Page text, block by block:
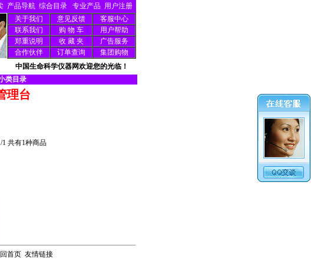
产品导航 综合目录 专业产品 用户注册
关于我们
意见反馈
客服中心
联系我们
购 物 车
用户帮助
郑重说明
收 藏 夹
广告服务
合作伙伴
订单查询
集团购物
中国生命科学仪器网欢迎您的光临！
类目录
理台
1 共有1种商品
首页 友情链接